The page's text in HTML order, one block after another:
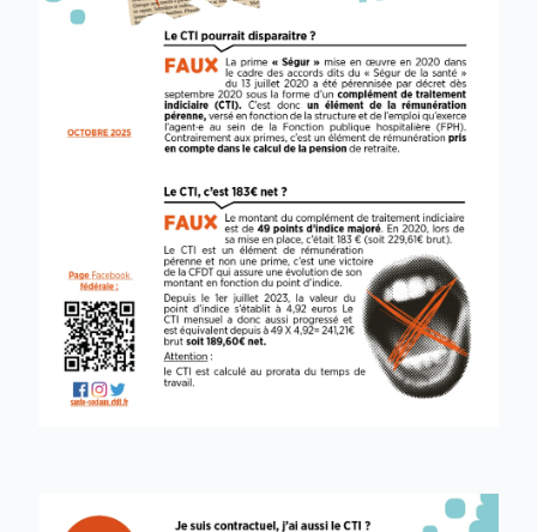
récurrentes, il reste encore 3000 agent·es
hospitalier·ères exerçant dans des
établissements autonomes qui sont exclus du
CTI.
La CFDT revendique haut et fort
son extension à toutes et tous !